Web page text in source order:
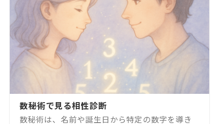
数秘術で見る相性診断
数秘術は、名前や誕生日から特定の数字を導き